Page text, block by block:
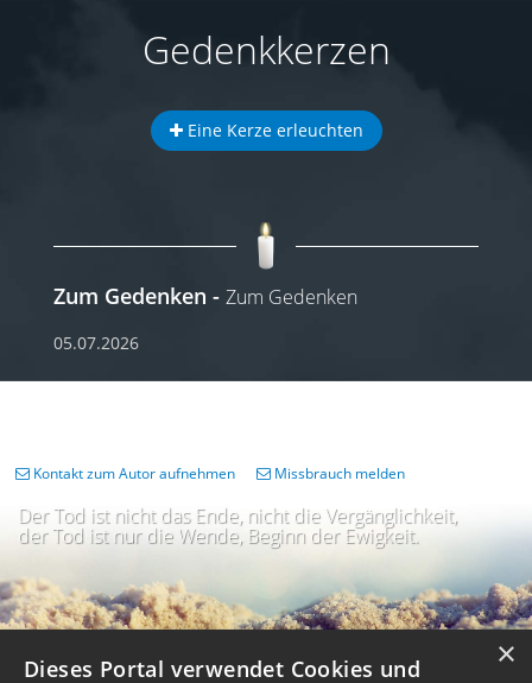
Gedenkkerzen
Eine Kerze erleuchten
Zum Gedenken Zum Gedenken
05.07.2026
Der Tod ist nicht das Ende, nicht die Vergänglichkeit,
der Tod ist nur die Wende, Beginn der Ewigkeit.
Kontakt zum Autor aufnehmen Missbrauch melden
×
Dieses Portal verwendet Cookies und